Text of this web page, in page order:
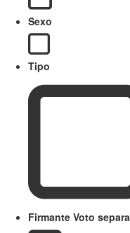
Sexo
Tipo
Firmante Voto